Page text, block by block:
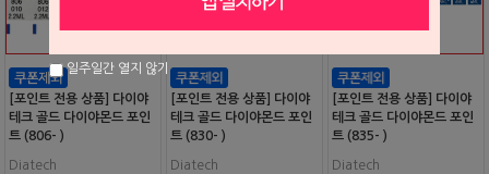
[포인트 전용 상품] 다이야
테크 골드 다이야몬드 포인
트 (806- )
Diatech
[포인트 전용 상품] 다이야
테크 골드 다이야몬드 포인
트 (830- )
Diatech
[포인트 전용 상품] 다이야
테크 골드 다이야몬드 포인
트 (835- )
Diatech
일주일간 열지 않기